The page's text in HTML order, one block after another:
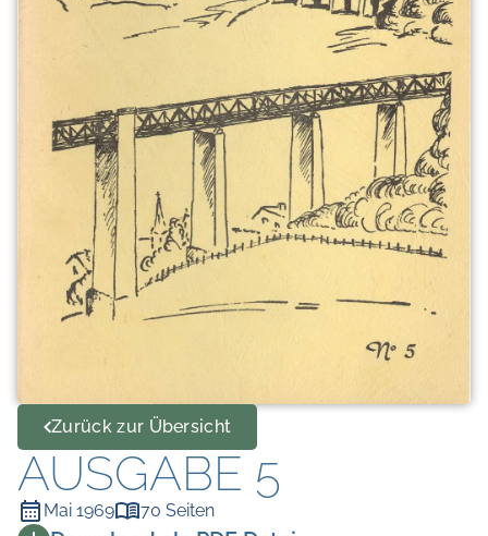
Zurück zur Übersicht
AUSGABE 5
Mai 1969 70 Seiten